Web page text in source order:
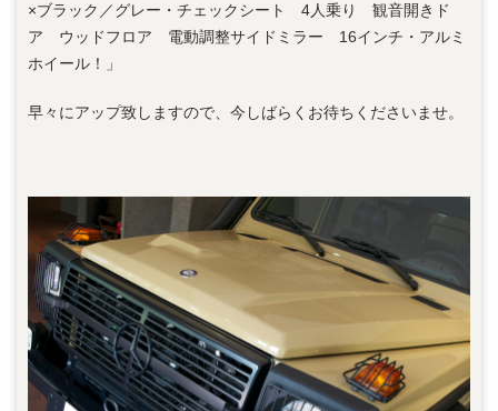
×ブラック／グレー・チェックシート 4人乗り 観音開きド
ア ウッドフロア 電動調整サイドミラー 16インチ・アルミ
ホイール！」
早々にアップ致しますので、今しばらくお待ちくださいませ。